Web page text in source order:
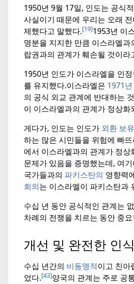
1950년 9월 17일, 인도는 공식
사실이기 때문에 우리는 오래
제했다고 말했다.[19]1953년 이
명분을 지지한 만큼 이스라엘
랍권과의 관계가 훼손될 것이라
1950년 인도가 이스라엘을 인
를 유지했다.이스라엘은 1971
의 공식 외교 관계에 반대하는
이 이스라엘과의 관계가 정상
게다가, 인도는 인도가 외환 보
하는 많은 시민들을 위험에 빠
에서 이스라엘과의 관계가 정
문제가 있음을 증명했는데, 여
국가들과의 파키스탄의 영향력
회의는 이스라엘이 파키스탄과
수십 년 동안 공식적인 관계는
차례의 전쟁을 치르는 동안 중
개선 및 완전한 인
수십 년간의 비동맹적이고 친아
었다.[43]양국의 관계는 주로 공